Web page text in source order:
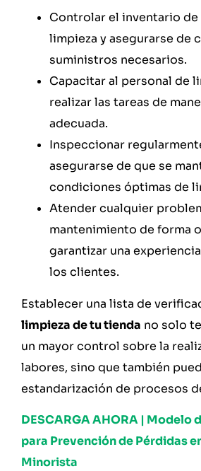
Controlar el inventario
limpieza y asegurarse de
suministros necesarios.
Capacitar al personal de
realizar las tareas de
adecuada.
Inspeccionar
asegurarse de que se
condiciones óptimas de
Atender cualquier
mantenimiento de forma
garantizar una
los clientes.
Establecer una lista de
limpieza de tu tienda no solo
un mayor control sobre la
labores, sino que también
estandarización de procesos
DESCARGA AHORA | Modelo
para Prevención de Pérdidas
Minorista